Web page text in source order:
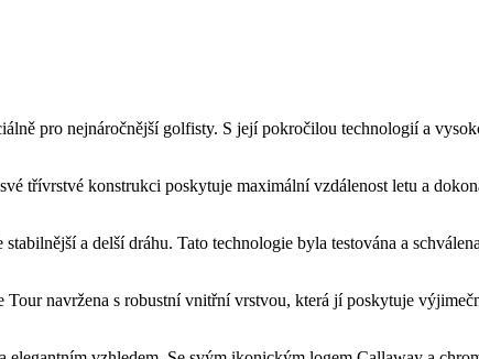
pro nejnáročnější golfisty. S její pokročilou technologií a
třívrstvé konstrukci poskytuje maximální vzdálenost letu a
a delší dráhu. Tato technologie byla testována a
navržena s robustní vnitřní vrstvou, která jí poskytuje